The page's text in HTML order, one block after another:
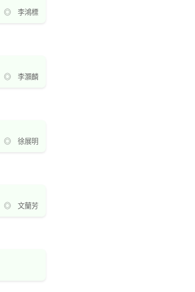
◎ 李鴻標
◎ 李灝麟
◎ 徐展明
◎ 文蘭芳